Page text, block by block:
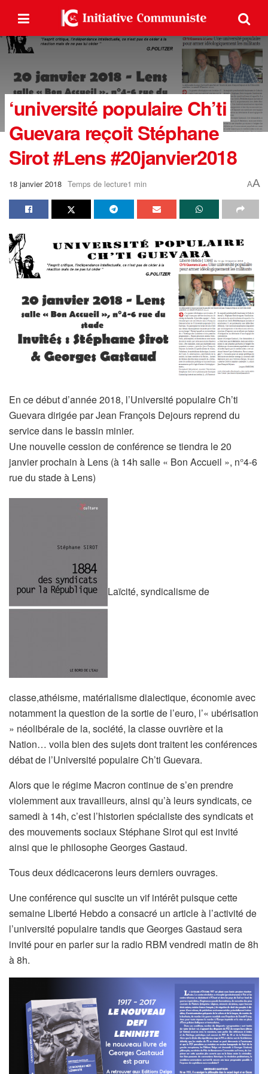
‘université populaire Ch’ti
Guevara reçoit Stéphane
Sirot #Lens #20janvier2018
18 janvier 2018 Temps de lecture1 min AA
En ce début d’année 2018, l’Université populaire Ch’ti
Guevara dirigée par Jean François Dejours reprend du
service dans le bassin minier.
Une nouvelle cession de conférence se tiendra le 20
janvier prochain à Lens (à 14h salle « Bon Accueil », n°4-6
rue du stade à Lens)
Laïcité, syndicalisme de
classe,athéisme, matérialisme dialectique, économie avec
notamment la question de la sortie de l’euro, l’« ubérisation
» néolibérale de la, société, la classe ouvrière et la
Nation… voila bien des sujets dont traitent les conférences
débat de l’Université populaire Ch’ti Guevara.
Alors que le régime Macron continue de s’en prendre
violemment aux travailleurs, ainsi qu’à leurs syndicats, ce
samedi à 14h, c’est l’historien spécialiste des syndicats et
des mouvements sociaux Stéphane Sirot qui est invité
ainsi que le philosophe Georges Gastaud.
Tous deux dédicacerons leurs derniers ouvrages.
Une conférence qui suscite un vif intérêt puisque cette
semaine Liberté Hebdo a consacré un article à l’activité de
l’université populaire tandis que Georges Gastaud sera
invité pour en parler sur la radio RBM vendredi matin de 8h
à 8h.